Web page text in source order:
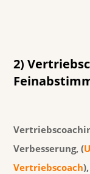
2)
Verbesserung, (
Vertriebscoach